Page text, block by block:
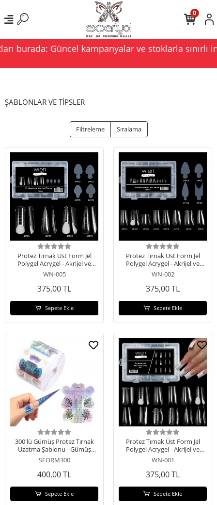
burada: Güncel kampanyalar ve stoklarla sınırlı
0
ŞABLONLAR VE TİPSLER
Filtreleme Sıralama
Protez Tırnak Üst Form Jel
Polygel Acrygel - Akrijel ve
Polijel İçin Üst Form Şablon
288li WN-005
WN-005
375,00 TL
Sepete Ekle
Protez Tırnak Üst Form Jel
Polygel Acrygel - Akrijel ve
Polijel İçin Üst Form Şablon
288li WN-002
WN-002
375,00 TL
Sepete Ekle
300'lü Gümüş Protez Tırnak
Uzatma Şablonu - Gümüş
Tırnak Alt Form
SFORM300
400,00 TL
Sepete Ekle
Protez Tırnak Üst Form Jel
Polygel Acrygel - Akrijel ve
Polijel İçin Üst Form Şablon
288li WN-001
WN-001
375,00 TL
Sepete Ekle